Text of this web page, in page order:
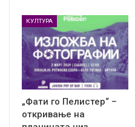
КУЛТУРА
„Фати го Пелистер“ –
откривање на